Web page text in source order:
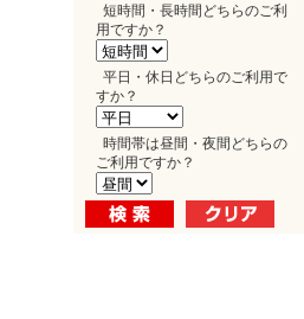
短時間・長時間どちらのご利
用ですか？
平日・休日どちらのご利用で
すか？
時間帯は昼間・夜間どちらの
ご利用ですか？